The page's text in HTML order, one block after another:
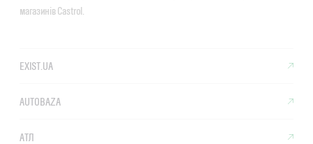
магазинів Castrol.
EXIST.UA
AUTOBAZA
АТЛ